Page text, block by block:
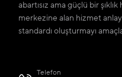
abartısız ama güçlü bir
merkezine alan hizmet
standardı oluşturmayı
Telefon